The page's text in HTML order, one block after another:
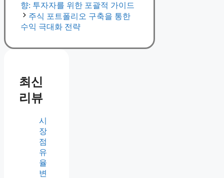
향: 투자자를 위한 포괄적 가이드
주식 포트폴리오 구축을 통한
수익 극대화 전략
최신
리뷰
시
장
점
유
율
변